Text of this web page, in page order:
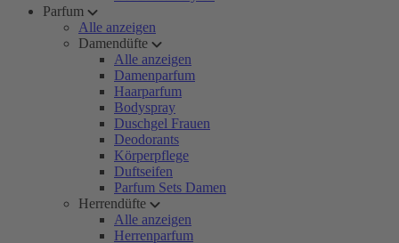
Parfum
Alle anzeigen
Damendüfte
Alle anzeigen
Damenparfum
Haarparfum
Bodyspray
Duschgel Frauen
Deodorants
Körperpflege
Duftseifen
Parfum Sets Damen
Herrendüfte
Alle anzeigen
Herrenparfum